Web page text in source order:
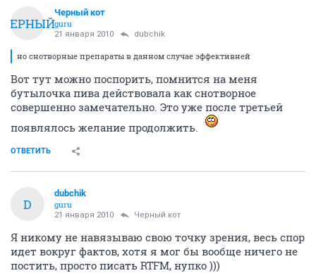
ЧЕРНЫЙ
Черный кот
guru
21 января 2010 dubchik
но снотворные препараты в данном случае эффективней
Вот тут можно поспорить, помнится на меня
бутылочка пива действовала как снотворное
совершенно замечательно. Это уже после третьей
появлялось желание продолжить.
ОТВЕТИТЬ
D
dubchik
guru
21 января 2010 Черный кот
Я никому не навязываю свою точку зрения, весь спор
идет вокруг фактов, хотя я мог бы вообще ничего не
постить, просто писать RTFM, нупко )))